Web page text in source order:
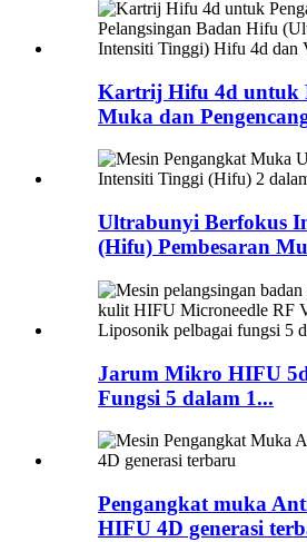
Kartrij Hifu 4d untuk
Muka dan
Ultrabunyi Berfokus
(Hifu) Pembesaran
Jarum Mikro HIFU
Fungsi 5 dalam 1...
Pengangkat muka
HIFU 4D generasi